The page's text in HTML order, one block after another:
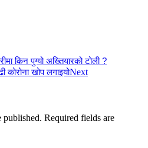
किन पुग्यो अख्तियारको टोली ?
कोरोना खोप लगाइयोNext
published. Required fields are